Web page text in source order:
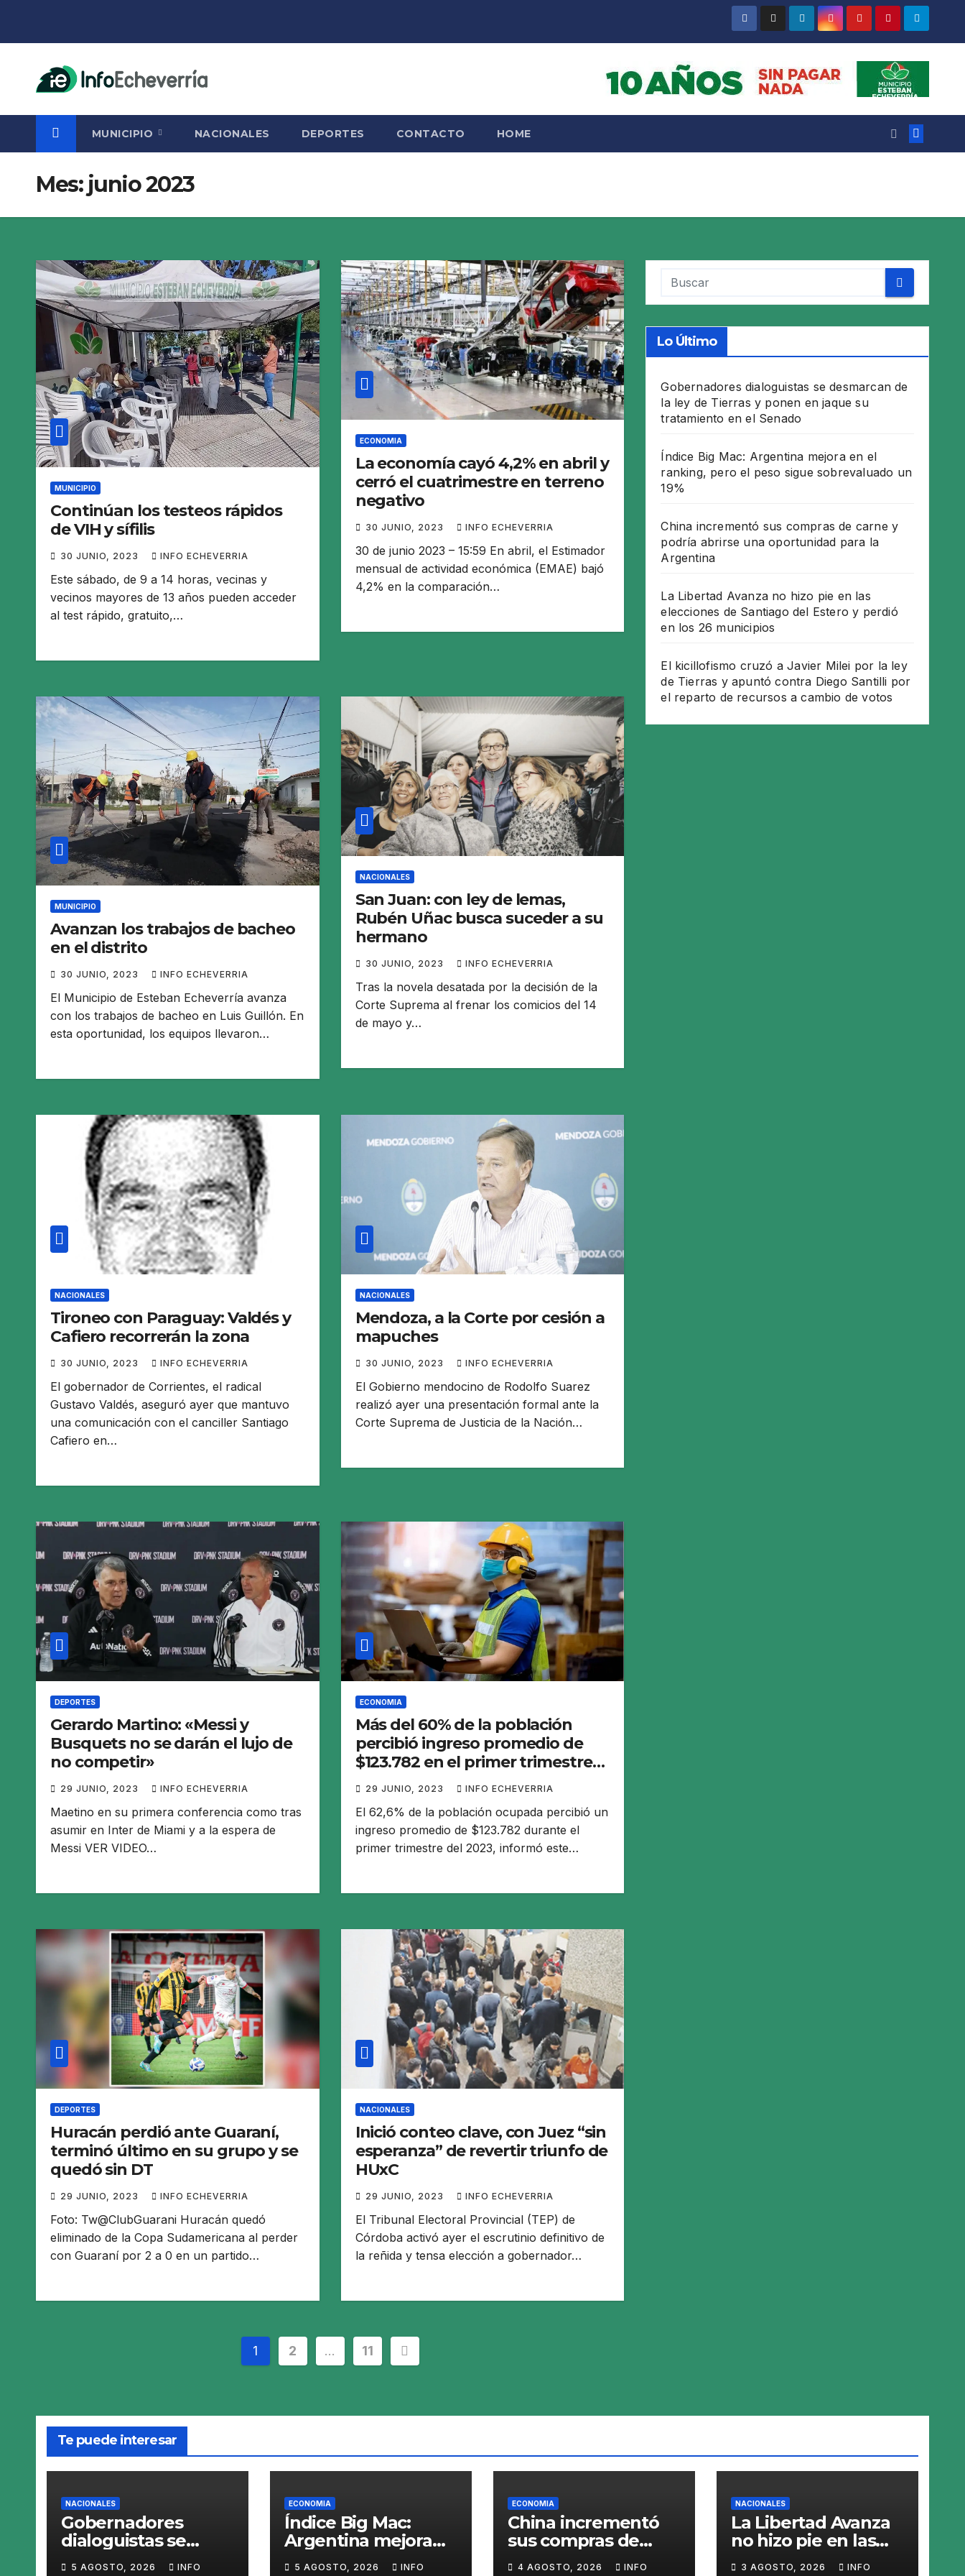
MUNICIPIO NACIONALES DEPORTES CONTACTO HOME
Mes: junio 2023
MUNICIPIO
Continúan los testeos rápidos
de VIH y sífilis
30 JUNIO, 2023 INFO ECHEVERRIA
Este sábado, de 9 a 14 horas, vecinas y
vecinos mayores de 13 años pueden acceder
al test rápido, gratuito,…
ECONOMIA
La economía cayó 4,2% en abril y
cerró el cuatrimestre en terreno
negativo
30 JUNIO, 2023 INFO ECHEVERRIA
30 de junio 2023 – 15:59 En abril, el Estimador
mensual de actividad económica (EMAE) bajó
4,2% en la comparación…
MUNICIPIO
Avanzan los trabajos de bacheo
en el distrito
30 JUNIO, 2023 INFO ECHEVERRIA
El Municipio de Esteban Echeverría avanza
con los trabajos de bacheo en Luis Guillón. En
esta oportunidad, los equipos llevaron…
NACIONALES
San Juan: con ley de lemas,
Rubén Uñac busca suceder a su
hermano
30 JUNIO, 2023 INFO ECHEVERRIA
Tras la novela desatada por la decisión de la
Corte Suprema al frenar los comicios del 14
de mayo y…
NACIONALES
Tironeo con Paraguay: Valdés y
Cafiero recorrerán la zona
30 JUNIO, 2023 INFO ECHEVERRIA
El gobernador de Corrientes, el radical
Gustavo Valdés, aseguró ayer que mantuvo
una comunicación con el canciller Santiago
Cafiero en…
NACIONALES
Mendoza, a la Corte por cesión a
mapuches
30 JUNIO, 2023 INFO ECHEVERRIA
El Gobierno mendocino de Rodolfo Suarez
realizó ayer una presentación formal ante la
Corte Suprema de Justicia de la Nación…
DEPORTES
Gerardo Martino: «Messi y
Busquets no se darán el lujo de
no competir»
29 JUNIO, 2023 INFO ECHEVERRIA
Maetino en su primera conferencia como tras
asumir en Inter de Miami y a la espera de
Messi VER VIDEO…
ECONOMIA
Más del 60% de la población
percibió ingreso promedio de
$123.782 en el primer trimestre
del año
29 JUNIO, 2023 INFO ECHEVERRIA
El 62,6% de la población ocupada percibió un
ingreso promedio de $123.782 durante el
primer trimestre del 2023, informó este…
DEPORTES
Huracán perdió ante Guaraní,
terminó último en su grupo y se
quedó sin DT
29 JUNIO, 2023 INFO ECHEVERRIA
Foto: Tw@ClubGuarani Huracán quedó
eliminado de la Copa Sudamericana al perder
con Guaraní por 2 a 0 en un partido…
NACIONALES
Inició conteo clave, con Juez “sin
esperanza” de revertir triunfo de
HUxC
29 JUNIO, 2023 INFO ECHEVERRIA
El Tribunal Electoral Provincial (TEP) de
Córdoba activó ayer el escrutinio definitivo de
la reñida y tensa elección a gobernador…
Paginación
entradas
1 2 … 11
Lo Último
Gobernadores dialoguistas se desmarcan de
la ley de Tierras y ponen en jaque su
tratamiento en el Senado
Índice Big Mac: Argentina mejora en el
ranking, pero el peso sigue sobrevaluado un
19%
China incrementó sus compras de carne y
podría abrirse una oportunidad para la
Argentina
La Libertad Avanza no hizo pie en las
elecciones de Santiago del Estero y perdió
en los 26 municipios
El kicillofismo cruzó a Javier Milei por la ley
de Tierras y apuntó contra Diego Santilli por
el reparto de recursos a cambio de votos
Te puede interesar
NACIONALES
Gobernadores
dialoguistas se
5 AGOSTO, 2026 INFO
ECONOMIA
Índice Big Mac:
Argentina mejora
5 AGOSTO, 2026 INFO
ECONOMIA
China incrementó
sus compras de
4 AGOSTO, 2026 INFO
NACIONALES
La Libertad Avanza
no hizo pie en las
3 AGOSTO, 2026 INFO